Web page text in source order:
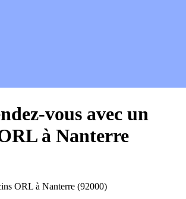
vous avec un
à Nanterre
ORL à Nanterre (92000)